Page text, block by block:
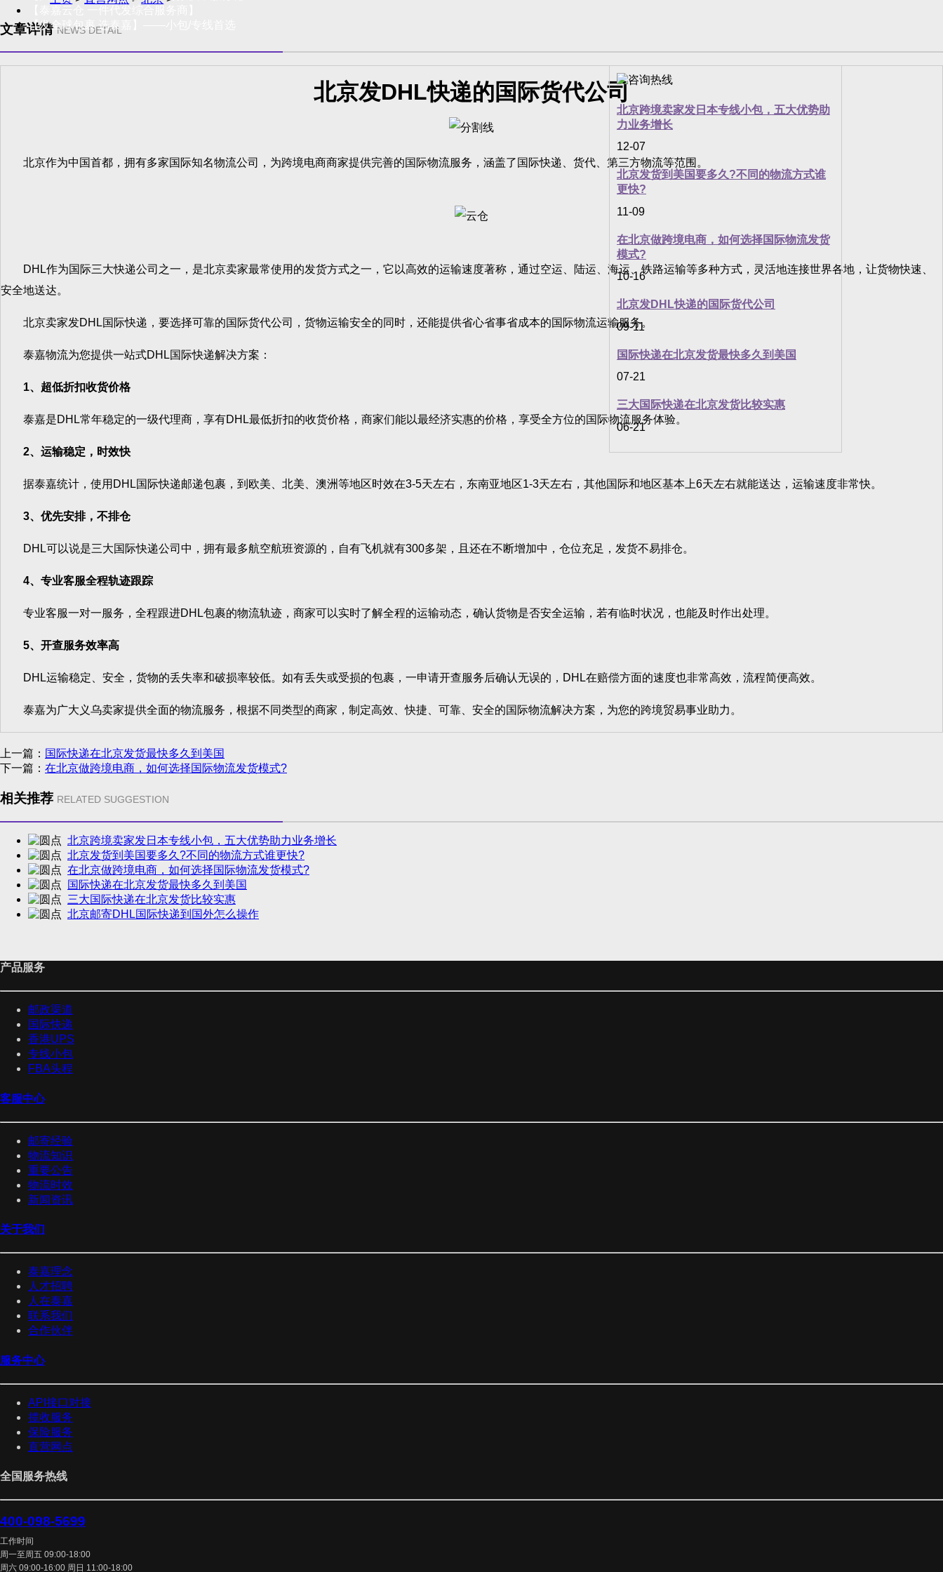
【发全球包裹 选泰嘉】——小包/专线首选
文章详情 NEWS DETAIL
北京跨境卖家发日本专线小包，五大优势助
力业务增长
12-07
北京发货到美国要多久?不同的物流方式谁
更快?
11-09
在北京做跨境电商，如何选择国际物流发货
模式?
10-16
北京发DHL快递的国际货代公司
09-11
国际快递在北京发货最快多久到美国
07-21
三大国际快递在北京发货比较实惠
06-21
北京发DHL快递的国际货代公司
北京作为中国首都，拥有多家国际知名物流公司，为跨境电商商家提供完善的国际物流服务，涵盖了国际快递、货代、第三方物流等范围。
DHL作为国际三大快递公司之一，是北京卖家最常使用的发货方式之一，它以高效的运输速度著称，通过空运、陆运、海运、铁路运输等多种方式，灵活地连接世界各地，让货物快速、
安全地送达。
北京卖家发DHL国际快递，要选择可靠的国际货代公司，货物运输安全的同时，还能提供省心省事省成本的国际物流运输服务。
泰嘉物流为您提供一站式DHL国际快递解决方案：
1、超低折扣收货价格
泰嘉是DHL常年稳定的一级代理商，享有DHL最低折扣的收货价格，商家们能以最经济实惠的价格，享受全方位的国际物流服务体验。
2、运输稳定，时效快
据泰嘉统计，使用DHL国际快递邮递包裹，到欧美、北美、澳洲等地区时效在3-5天左右，东南亚地区1-3天左右，其他国际和地区基本上6天左右就能送达，运输速度非常快。
3、优先安排，不排仓
DHL可以说是三大国际快递公司中，拥有最多航空航班资源的，自有飞机就有300多架，且还在不断增加中，仓位充足，发货不易排仓。
4、专业客服全程轨迹跟踪
专业客服一对一服务，全程跟进DHL包裹的物流轨迹，商家可以实时了解全程的运输动态，确认货物是否安全运输，若有临时状况，也能及时作出处理。
5、开查服务效率高
DHL运输稳定、安全，货物的丢失率和破损率较低。如有丢失或受损的包裹，一申请开查服务后确认无误的，DHL在赔偿方面的速度也非常高效，流程简便高效。
泰嘉为广大义乌卖家提供全面的物流服务，根据不同类型的商家，制定高效、快捷、可靠、安全的国际物流解决方案，为您的跨境贸易事业助力。
上一篇： 国际快递在北京发货最快多久到美国
下一篇： 在北京做跨境电商，如何选择国际物流发货模式?
相关推荐 RELATED SUGGESTION
北京跨境卖家发日本专线小包，五大优势助力业务增长
北京发货到美国要多久?不同的物流方式谁更快?
在北京做跨境电商，如何选择国际物流发货模式?
国际快递在北京发货最快多久到美国
三大国际快递在北京发货比较实惠
北京邮寄DHL国际快递到国外怎么操作
产品服务
邮政渠道
国际快递
香港UPS
专线小包
FBA头程
客服中心
邮寄经验
物流知识
重要公告
物流时效
新闻资讯
关于我们
泰嘉理念
人才招聘
人在泰嘉
联系我们
合作伙伴
服务中心
API接口对接
揽收服务
保险服务
直营网点
全国服务热线
400-098-5699
工作时间
周一至周五 09:00-18:00
周六 09:00-16:00 周日 11:00-18:00